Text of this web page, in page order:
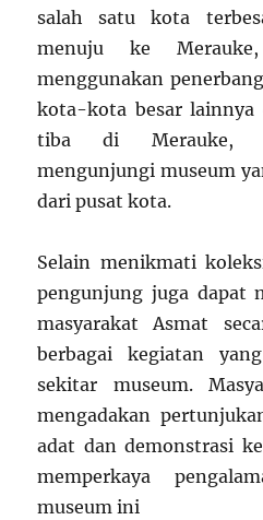
salah satu kota
menuju ke
menggunakan
kota-kota besar lainnya
tiba di Merauke,
mengunjungi museum
dari pusat kota.
Selain menikmati
pengunjung juga dapat
masyarakat Asmat
berbagai kegiatan
sekitar museum.
mengadakan
adat dan demonstrasi
memperkaya
museum ini